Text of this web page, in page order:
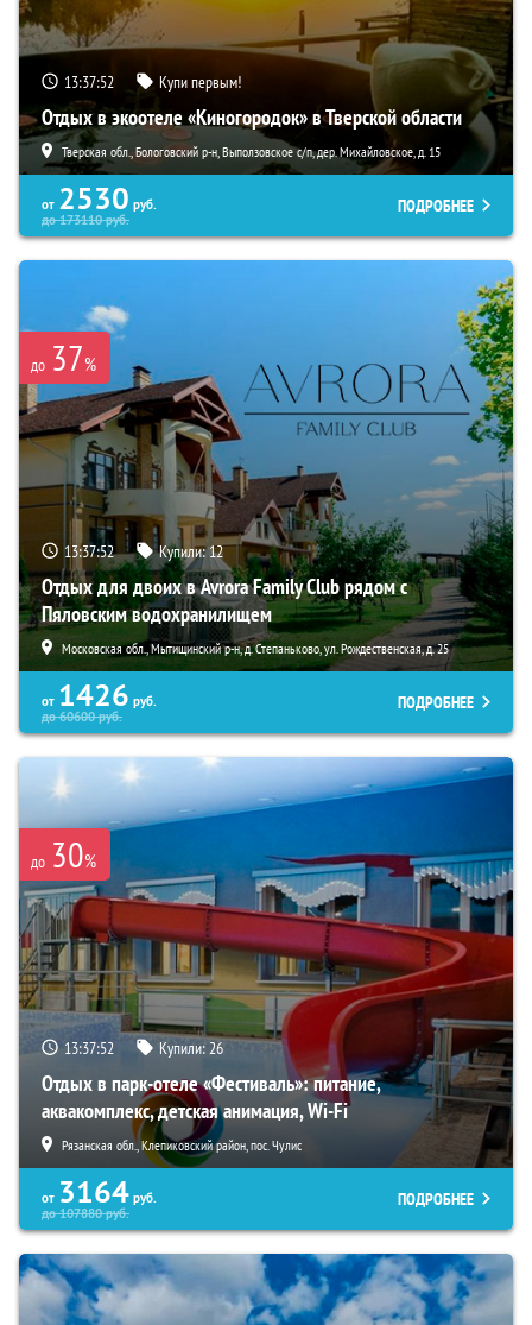
13:37:51 Купи первым!
Отдых в экоотеле «Киногородок» в Тверской области
Тверская обл., Бологовский р-н, Выползовское с/п, дер. Михайловское, д. 15
от 2530 руб.
до173110руб.
ПОДРОБНЕЕ
до 37%
13:37:51 Купили:12
Отдых для двоих в Avrora Family Club рядом с
Пяловским водохранилищем
Московская обл., Мытищинский р-н, д. Степаньково, ул. Рождественская, д. 25
от 1426 руб.
до60600руб.
ПОДРОБНЕЕ
до 30%
13:37:51 Купили:26
Отдых в парк-отеле «Фестиваль»: питание,
аквакомплекс, детская анимация, Wi-Fi
Рязанская обл., Клепиковский район, пос. Чулис
от 3164 руб.
до107880руб.
ПОДРОБНЕЕ